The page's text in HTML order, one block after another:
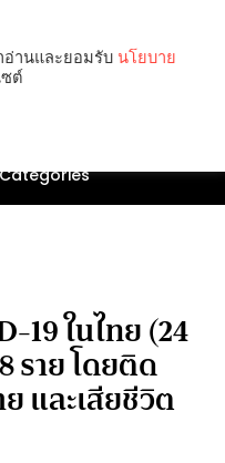
Categories
19 ในไทย (24
ราย โดยติด
ย และเสียชีวิต
อ่านและยอมรับ นโยบาย
ซต์